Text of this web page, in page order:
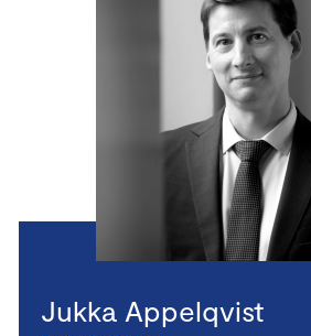
Jukka Appelqvist